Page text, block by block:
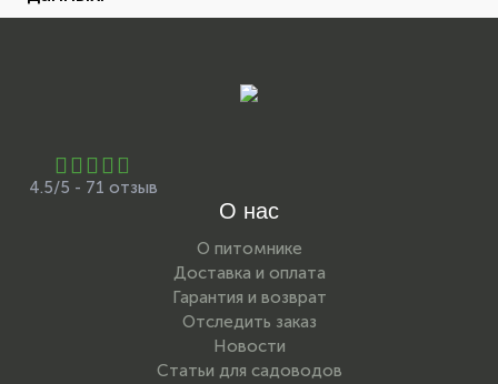
4.5/5 - 71 отзыв
О нас
О питомнике
Доставка и оплата
Гарантия и возврат
Отследить заказ
Новости
Статьи для садоводов